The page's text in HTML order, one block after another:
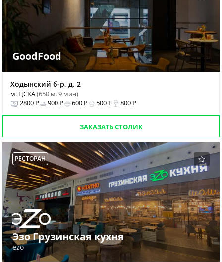
GoodFood
Ходынский б-р, д. 2
м. ЦСКА(650 м, 9 мин)
2800 ₽
900 ₽ 600 ₽ 500 ₽ 800 ₽
ЗАКАЗАТЬ СТОЛИК
РЕСТОРАН
Эзо Грузинская кухня
ezo